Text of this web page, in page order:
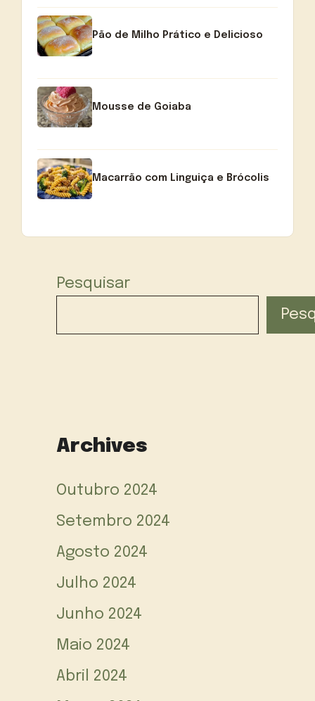
Pão de Milho Prático e Delicioso
Mousse de Goiaba
Macarrão com Linguiça e Brócolis
Pesquisar
Archives
Outubro 2024
Setembro 2024
Agosto 2024
Julho 2024
Junho 2024
Maio 2024
Abril 2024